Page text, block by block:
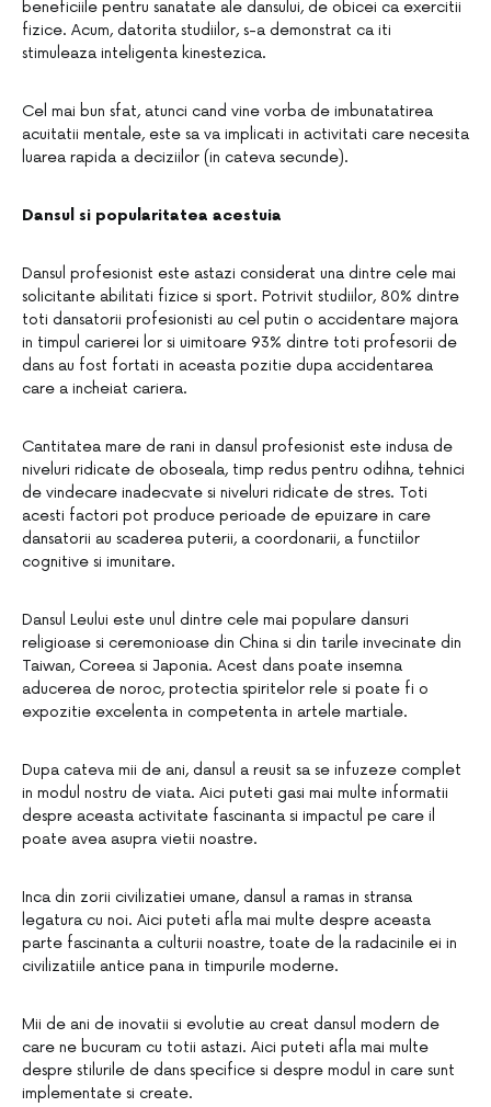
beneficiile pentru sanatate ale dansului, de obicei ca exercitii
fizice. Acum, datorita studiilor, s-a demonstrat ca iti
stimuleaza inteligenta kinestezica.
Cel mai bun sfat, atunci cand vine vorba de imbunatatirea
acuitatii mentale, este sa va implicati in activitati care necesita
luarea rapida a deciziilor (in cateva secunde).
Dansul si popularitatea acestuia
Dansul profesionist este astazi considerat una dintre cele mai
solicitante abilitati fizice si sport. Potrivit studiilor, 80% dintre
toti dansatorii profesionisti au cel putin o accidentare majora
in timpul carierei lor si uimitoare 93% dintre toti profesorii de
dans au fost fortati in aceasta pozitie dupa accidentarea
care a incheiat cariera.
Cantitatea mare de rani in dansul profesionist este indusa de
niveluri ridicate de oboseala, timp redus pentru odihna, tehnici
de vindecare inadecvate si niveluri ridicate de stres. Toti
acesti factori pot produce perioade de epuizare in care
dansatorii au scaderea puterii, a coordonarii, a functiilor
cognitive si imunitare.
Dansul Leului este unul dintre cele mai populare dansuri
religioase si ceremonioase din China si din tarile invecinate din
Taiwan, Coreea si Japonia. Acest dans poate insemna
aducerea de noroc, protectia spiritelor rele si poate fi o
expozitie excelenta in competenta in artele martiale.
Dupa cateva mii de ani, dansul a reusit sa se infuzeze complet
in modul nostru de viata. Aici puteti gasi mai multe informatii
despre aceasta activitate fascinanta si impactul pe care il
poate avea asupra vietii noastre.
Inca din zorii civilizatiei umane, dansul a ramas in stransa
legatura cu noi. Aici puteti afla mai multe despre aceasta
parte fascinanta a culturii noastre, toate de la radacinile ei in
civilizatiile antice pana in timpurile moderne.
Mii de ani de inovatii si evolutie au creat dansul modern de
care ne bucuram cu totii astazi. Aici puteti afla mai multe
despre stilurile de dans specifice si despre modul in care sunt
implementate si create.